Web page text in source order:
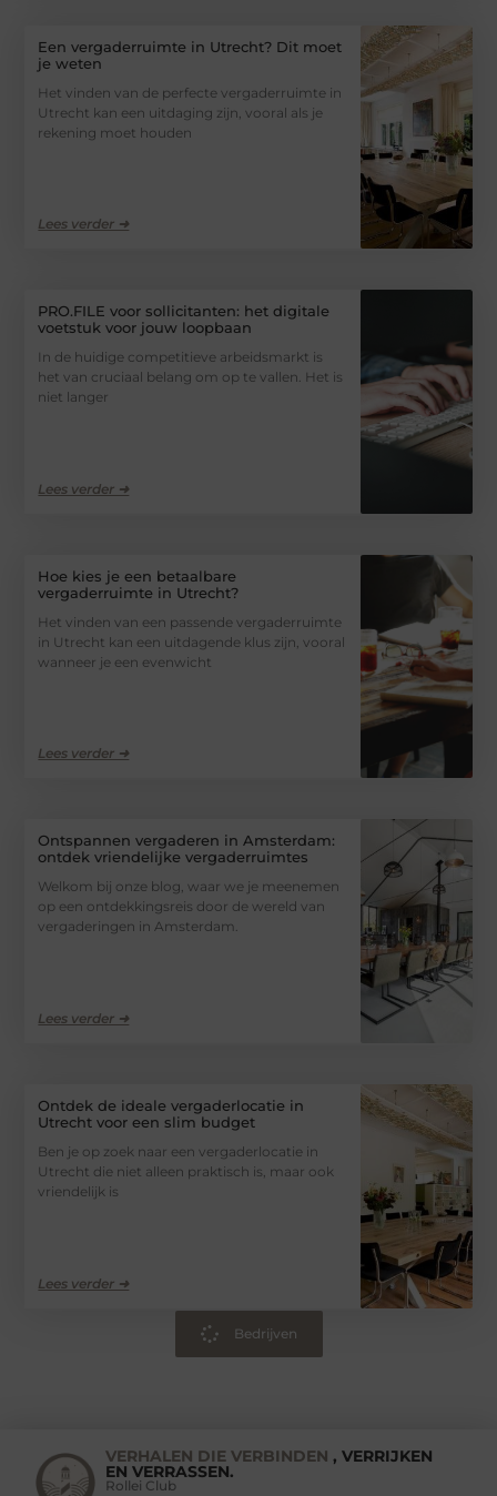
Een vergaderruimte in Utrecht? Dit moet
je weten
Het vinden van de perfecte vergaderruimte in
Utrecht kan een uitdaging zijn, vooral als je
rekening moet houden
Lees verder ➜
PRO.FILE voor sollicitanten: het digitale
voetstuk voor jouw loopbaan
In de huidige competitieve arbeidsmarkt is
het van cruciaal belang om op te vallen. Het is
niet langer
Lees verder ➜
Hoe kies je een betaalbare
vergaderruimte in Utrecht?
Het vinden van een passende vergaderruimte
in Utrecht kan een uitdagende klus zijn, vooral
wanneer je een evenwicht
Lees verder ➜
Ontspannen vergaderen in Amsterdam:
ontdek vriendelijke vergaderruimtes
Welkom bij onze blog, waar we je meenemen
op een ontdekkingsreis door de wereld van
vergaderingen in Amsterdam.
Lees verder ➜
Ontdek de ideale vergaderlocatie in
Utrecht voor een slim budget
Ben je op zoek naar een vergaderlocatie in
Utrecht die niet alleen praktisch is, maar ook
vriendelijk is
Lees verder ➜
Bedrijven
VERHALEN DIE VERBINDEN , VERRIJKEN
EN VERRASSEN.
Rollei Club